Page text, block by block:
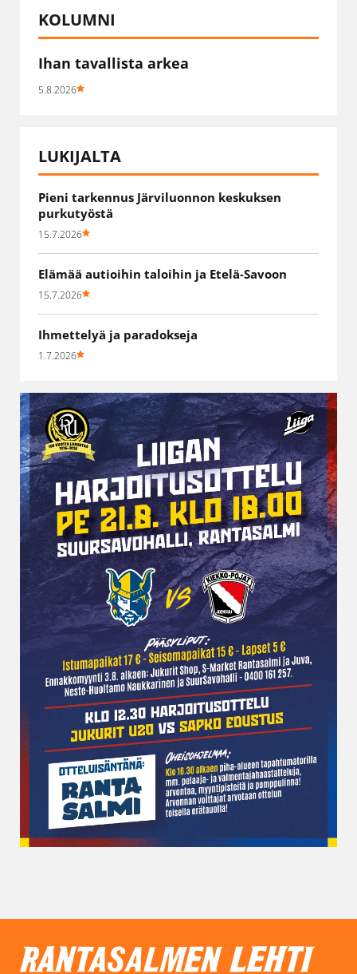
KOLUMNI
Ihan tavallista arkea
5.8.2026
LUKIJALTA
Pieni tarkennus Järviluonnon keskuksen
purkutyöstä
15.7.2026
Elämää autioihin taloihin ja Etelä-Savoon
15.7.2026
Ihmettelyä ja paradokseja
1.7.2026